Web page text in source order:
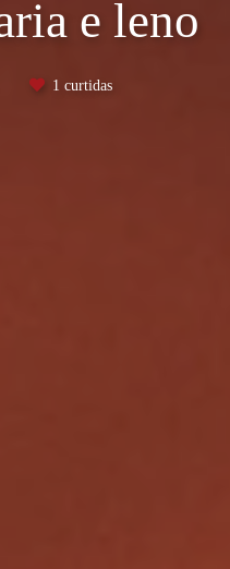
e leno
1 curtidas